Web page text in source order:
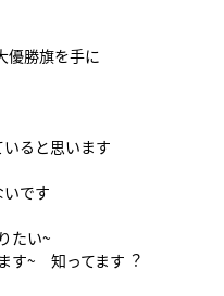
優勝旗を手に
ると思います
です
たい~
す~ 知ってます︖